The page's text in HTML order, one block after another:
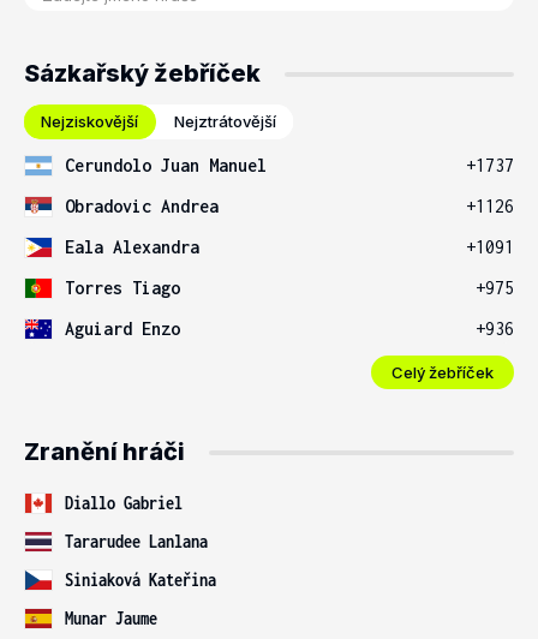
Sázkařský žebříček
Nejziskovější Nejztrátovější
Cerundolo Juan Manuel
+1737
Obradovic Andrea
+1126
Eala Alexandra
+1091
Torres Tiago
+975
Aguiard Enzo
+936
Celý žebříček
Zranění hráči
Diallo Gabriel
Tararudee Lanlana
Siniaková Kateřina
Munar Jaume